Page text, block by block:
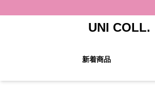
UNI COLL.
新着商品